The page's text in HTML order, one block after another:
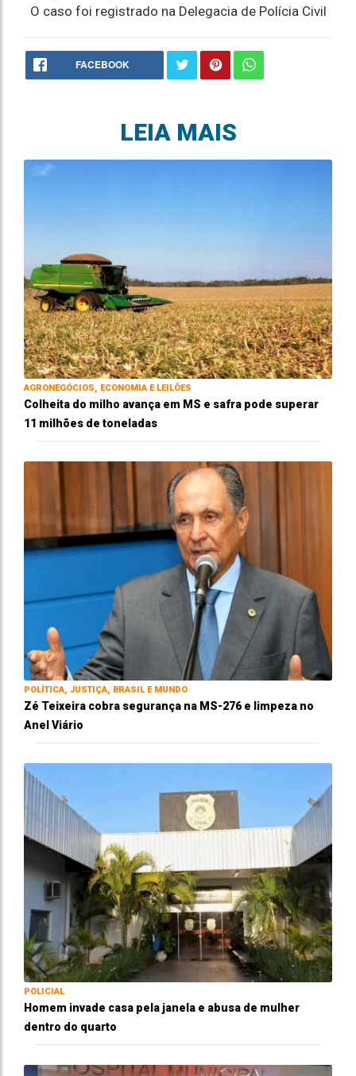
O caso foi registrado na Delegacia de Polícia Civil
FACEBOOK
LEIA MAIS
AGRONEGÓCIOS, ECONOMIA E LEILÕES
Colheita do milho avança em MS e safra pode superar
11 milhões de toneladas
POLÍTICA, JUSTIÇA, BRASIL E MUNDO
Zé Teixeira cobra segurança na MS-276 e limpeza no
Anel Viário
POLICIAL
Homem invade casa pela janela e abusa de mulher
dentro do quarto